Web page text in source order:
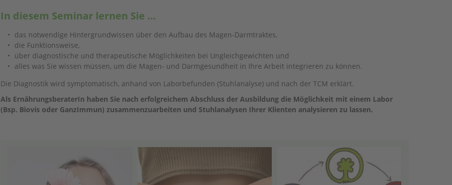
In diesem Seminar lernen Sie …
das notwendige Hintergrundwissen über den Aufbau des Magen-Darmtraktes,
die Funktionsweise,
über diagnostische und therapeutische Möglichkeiten bei Ungleichgewichten und
alles was Sie wissen müssen, um die Magen- und Darmgesundheit in Ihre Arbeit integrieren zu können.
Die Diagnostik wird symptomatisch, anhand von Laborbefunden (Stuhlanalyse) und nach der TCM erklärt.
Als ErnährungsberaterIn haben Sie nach erfolgreichem Abschluss der Ausbildung die Möglichkeit mit einem Labor
(Bsp. Biovis oder GanzImmun) zusammenzuarbeiten und Stuhlanalysen Ihrer Klienten analysieren zu lassen.